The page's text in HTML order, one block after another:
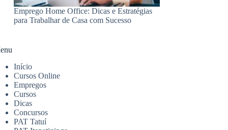
Emprego Home Office: Dicas e Estratégias
para Trabalhar de Casa com Sucesso
Início
Cursos Online
Empregos
Cursos
Dicas
Concursos
PAT Tatuí